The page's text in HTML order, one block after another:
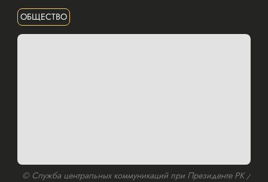
ОБЩЕСТВО
© Служба центральных коммуникаций при Президенте РК /